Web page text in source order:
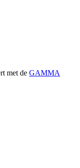
met de GAMMA